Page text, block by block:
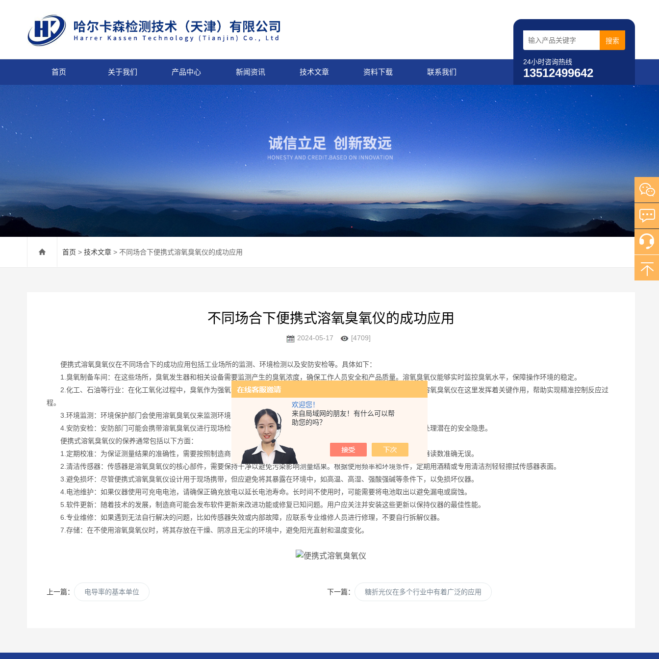
欢迎您！
来自局域网的朋友！有什么可以帮
助您的吗？
24小时咨询热线
13512499642
首页 关于我们 产品中心 新闻资讯 技术文章 资料下载 联系我们
首页 > 技术文章 > 不同场合下便携式溶氧臭氧仪的成功应用
不同场合下便携式溶氧臭氧仪的成功应用
2024-05-17 [4709]
便携式溶氧臭氧仪在不同场合下的成功应用包括工业场所的监测、环境检测以及安防安检等。具体如下：
1.臭氧制备车间：在这些场所，臭氧发生器和相关设备需要监测产生的臭氧浓度，确保工作人员安全和产品质量。溶氧臭氧仪能够实时监控臭氧水平，保障操作环境的稳定。
2.化工、石油等行业：在化工氧化过程中，臭氧作为强氧化剂被广泛使用。这些行业需要准确掌握臭氧的投加量和浓度，溶氧臭氧仪在这里发挥着关键作用，帮助实现精准控制反应过
程。
3.环境监测：环境保护部门会使用溶氧臭氧仪来监测环境中的臭氧浓度，评估空气质量并采取相应措施以保护公众健康。
4.安防安检：安防部门可能会携带溶氧臭氧仪进行现场检测，尤其是在可能存在臭氧泄漏的工作环境中，确保及时响应并处理潜在的安全隐患。
便携式溶氧臭氧仪的保养通常包括以下方面：
1.定期校准：为保证测量结果的准确性，需要按照制造商的建议周期进行校准。这可能涉及到使用标准的臭氧源来确保仪器读数准确无误。
2.清洁传感器：传感器是溶氧臭氧仪的核心部件，需要保持干净以避免污染影响测量结果。根据使用频率和环境条件，定期用酒精或专用清洁剂轻轻擦拭传感器表面。
3.避免损坏：尽管便携式溶氧臭氧仪设计用于现场携带，但应避免将其暴露在环境中，如高温、高湿、强酸强碱等条件下，以免损坏仪器。
4.电池维护：如果仪器使用可充电电池，请确保正确充放电以延长电池寿命。长时间不使用时，可能需要将电池取出以避免漏电或腐蚀。
5.软件更新：随着技术的发展，制造商可能会发布软件更新来改进功能或修复已知问题。用户应关注并安装这些更新以保持仪器的最佳性能。
6.专业维修：如果遇到无法自行解决的问题，比如传感器失效或内部故障，应联系专业维修人员进行修理，不要自行拆解仪器。
7.存储：在不使用溶氧臭氧仪时，将其存放在干燥、阴凉且无尘的环境中，避免阳光直射和温度变化。
上一篇： 电导率的基本单位 下一篇： 糖折光仪在多个行业中有着广泛的应用